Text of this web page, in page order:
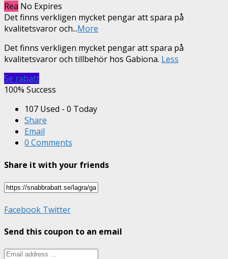
Rea No Expires
Det finns verkligen mycket pengar att spara på
kvalitetsvaror och...More
Det finns verkligen mycket pengar att spara på
kvalitetsvaror och tillbehör hos Gabiona. Less
Se rabatt
100% Success
107 Used - 0 Today
Share
Email
0 Comments
Share it with your friends
Facebook Twitter
Send this coupon to an email